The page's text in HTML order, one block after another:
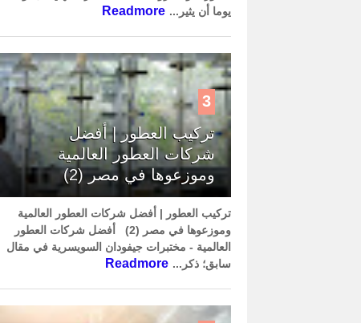
يوما أن يثير... Readmore
3
تركيب العطور | أفضل
شركات العطور العالمية
وموزعوها في مصر (2)
تركيب العطور | أفضل شركات العطور العالمية
وموزعوها في مصر (2) أفضل شركات العطور
العالمية - مختبرات جيفودان السويسرية في مقال
سابق؛ ذكر... Readmore